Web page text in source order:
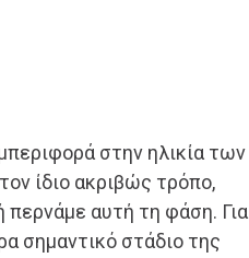
στην ηλικία των
ίδιο ακριβώς τρόπο,
περνάμε αυτή τη φάση. Για
σημαντικό στάδιο της